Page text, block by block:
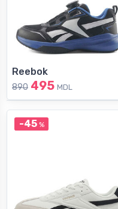
Reebok
890 495 MDL
-45%